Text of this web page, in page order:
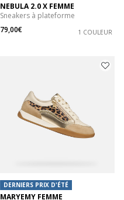
NEBULA 2.0 X FEMME
Sneakers à plateforme
79,00€
1 COULEUR
DERNIERS PRIX D'ÉTÉ
MARYEMY FEMME